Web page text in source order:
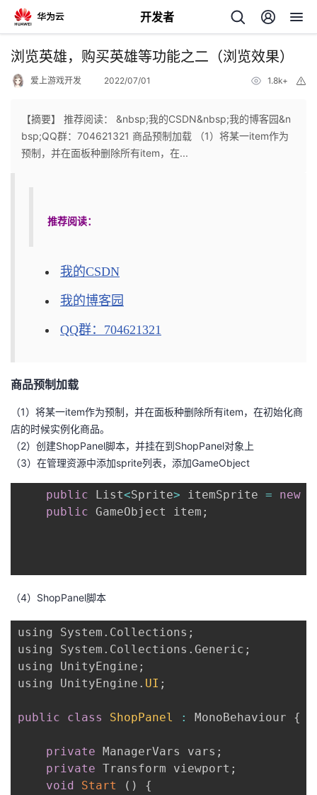
开发者
返
我
的
博
我
的
我
注
的
开
发
者
的
Programs
我
的
支
浏览英雄，购买英雄等功能之二（浏览效果）
爱上游戏开发 2022/07/01 1.8k+
【摘要】 推荐阅读： &nbsp;我的CSDN&nbsp;我的博客园&n
bsp;QQ群：704621321 商品预制加载 （1）将某一item作为
预制，并在面板种删除所有item，在...
推荐阅读：
我的CSDN
我的博客园
QQ群：704621321
商品预制加载
（1）将某一item作为预制，并在面板种删除所有item，在初始化商
店的时候实例化商品。
（2）创建ShopPanel脚本，并挂在到ShopPanel对象上
（3）在管理资源中添加sprite列表，添加GameObject
public List<Sprite> itemSprite = new
public GameObject item ;
（4）ShopPanel脚本
using System . Collections ;
using System . Collections . Generic ;
using UnityEngine ;
using UnityEngine . UI ;
public class ShopPanel : MonoBehaviour {
private ManagerVars vars ;
private Transform viewport ;
void
Start ( )
{